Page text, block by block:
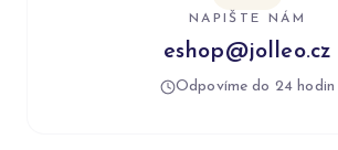
NAPIŠTE NÁM
eshop@jolleo.cz
Odpovíme do 24 hodin